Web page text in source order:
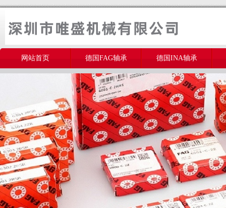
网站首页 德国FAG轴承 德国INA轴承